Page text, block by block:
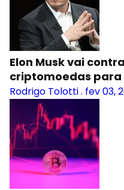
Elon Musk vai
criptomoedas para
Rodrigo Tolotti. fev 03,